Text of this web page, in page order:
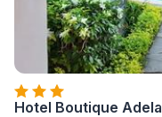
Hotel Boutique Adela